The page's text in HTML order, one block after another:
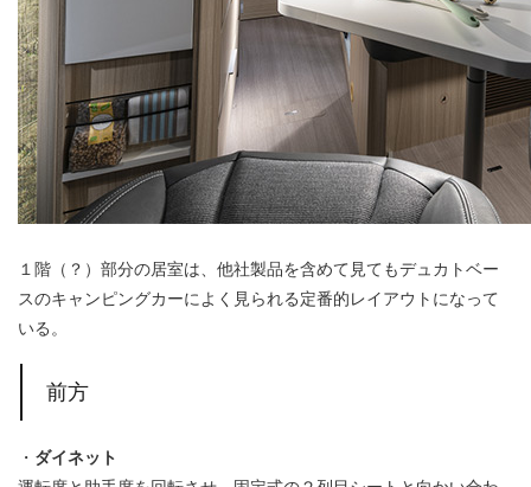
１階（？）部分の居室は、他社製品を含めて見てもデュカトベー
スのキャンピングカーによく見られる定番的レイアウトになって
いる。
前方
・ ダイネット